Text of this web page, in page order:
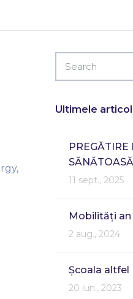
Ultimele
PREGĂTIRE
SĂNĂTOASĂ
11 sept., 2025
Mobilități an
2 aug., 2024
Școala altfel
20 iun., 2023